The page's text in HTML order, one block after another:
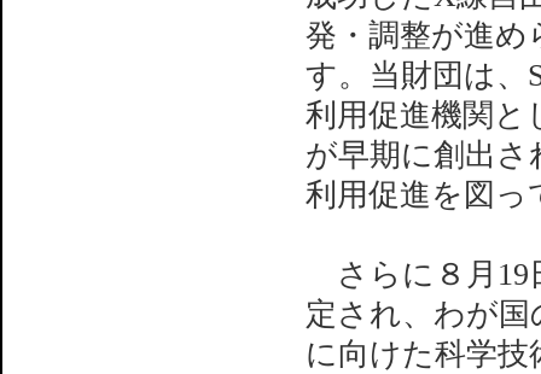
発・調整が進め
す。当財団は、
利用促進機関と
が早期に創出
利用促進を図
さらに８月19
定され、わが
に向けた科学